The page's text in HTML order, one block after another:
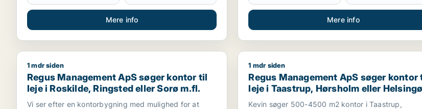
Mere info Mere info
Regus Management ApS søger kontor til leje i Roskilde, Ringsted eller Sorø m.fl.
1 mdr siden
Regus Management ApS søger kontor til
leje i Roskilde, Ringsted eller Sorø m.fl.
Vi ser efter en kontorbygning med mulighed for at
Regus Management ApS søger kontor til
1 mdr siden
Regus Management ApS søger kontor
leje i Taastrup, Hørsholm eller
m.fl.
Kevin søger 500-4500 m2 kontor i Taastrup,